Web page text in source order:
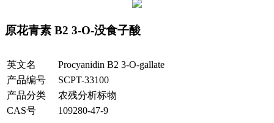
原花青素 B2 3-O-没食子酸
英文名
Procyanidin B2 3-O-gallate
产品编号
SCPT-33100
产品分类
农残分析标物
CAS号
109280-47-9